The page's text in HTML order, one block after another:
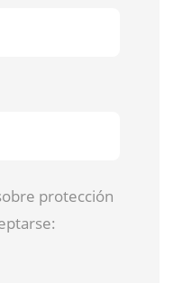
protección